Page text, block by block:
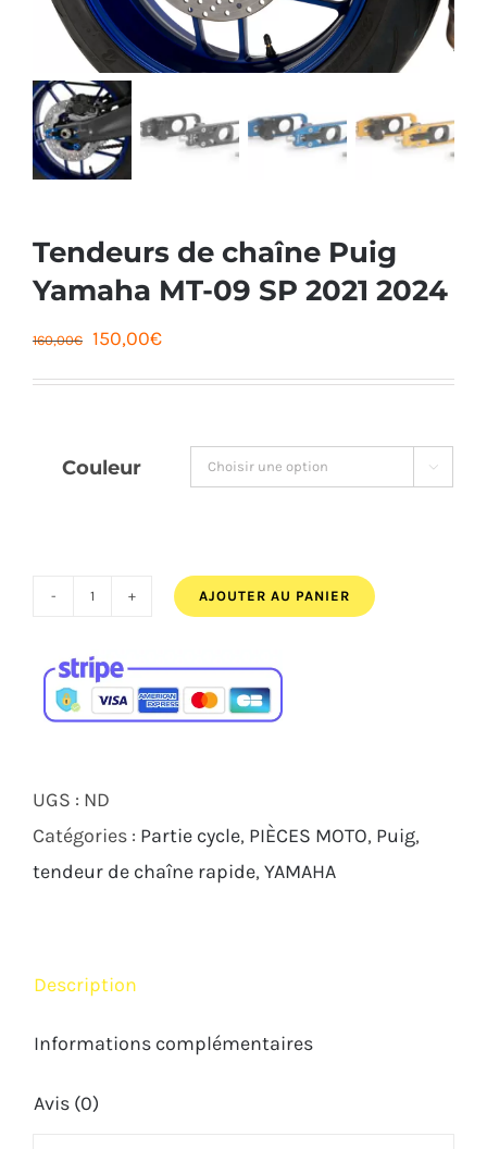
Tendeurs de chaîne Puig
Yamaha MT-09 SP 2021 2024
160,00 €
Le
160,00€.
150,00€Le
150,00€.
Couleur
quantité
Tendeurs
de
2024
AJOUTER AU PANIER
UGS : ND
Catégories : Partie cycle PIÈCES MOTO Puig
tendeur de chaîne rapide YAMAHA
Description
Informations complémentaires
Avis (0)